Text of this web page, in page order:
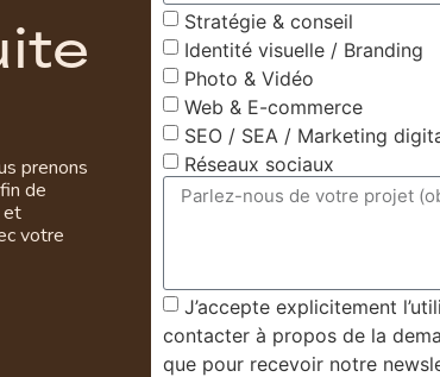
ite
prenons
de
et
votre
Stratégie & conseil
Identité visuelle / Branding
Photo & Vidéo
Web & E-commerce
SEO / SEA / Marketing
Réseaux sociaux
J’accepte explicitement
contacter à propos de la
que pour recevoir notre